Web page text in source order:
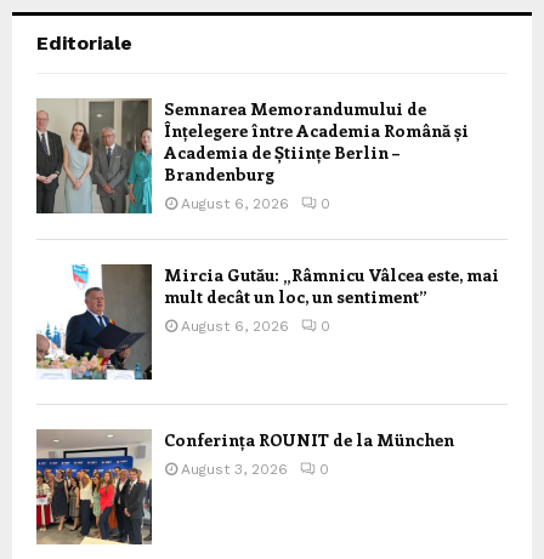
Editoriale
Semnarea Memorandumului de
Înțelegere între Academia Română și
Academia de Științe Berlin –
Brandenburg
August 6, 2026 0
Mircia Gutău: „Râmnicu Vâlcea este, mai
mult decât un loc, un sentiment”
August 6, 2026 0
Conferința ROUNIT de la München
August 3, 2026 0